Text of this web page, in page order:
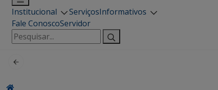
Institucional ServiçosInformativos
Fale ConoscoServidor
Pesquisar
por: